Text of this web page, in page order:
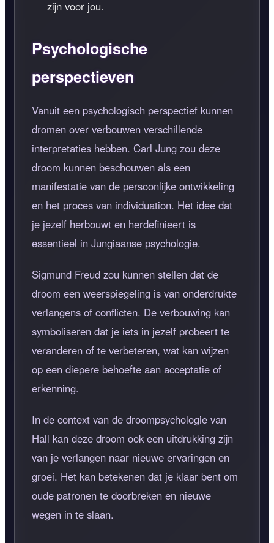
zijn voor jou.
Psychologische
perspectieven
Vanuit een psychologisch perspectief kunnen
dromen over verbouwen verschillende
interpretaties hebben. Carl Jung zou deze
droom kunnen beschouwen als een
manifestatie van de persoonlijke ontwikkeling
en het proces van individuation. Het idee dat
je jezelf herbouwt en herdefinieert is
essentieel in Jungiaanse psychologie.
Sigmund Freud zou kunnen stellen dat de
droom een weerspiegeling is van onderdrukte
verlangens of conflicten. De verbouwing kan
symboliseren dat je iets in jezelf probeert te
veranderen of te verbeteren, wat kan wijzen
op een diepere behoefte aan acceptatie of
erkenning.
In de context van de droompsychologie van
Hall kan deze droom ook een uitdrukking zijn
van je verlangen naar nieuwe ervaringen en
groei. Het kan betekenen dat je klaar bent om
oude patronen te doorbreken en nieuwe
wegen in te slaan.